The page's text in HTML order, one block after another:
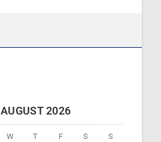
AUGUST 2026
W T F S
S